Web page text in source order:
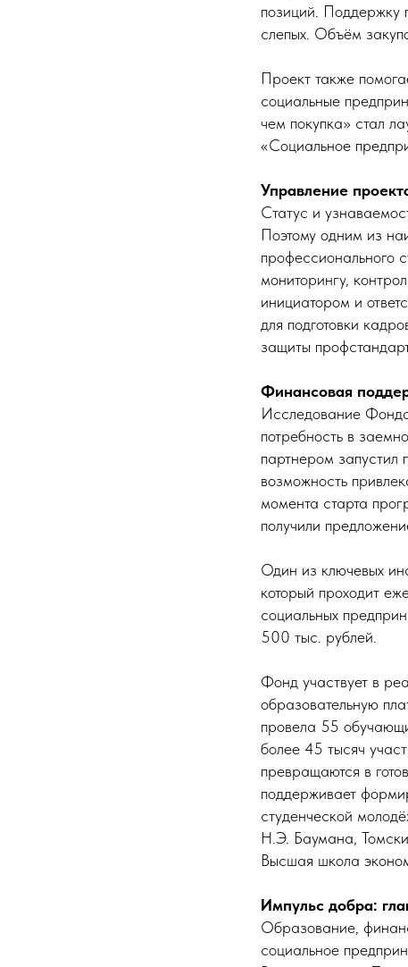
позиций. Поддержку
слепых. Объём
Проект также
социальные
чем покупка» стал
«Социальное
Управление
Статус и
Поэтому одним из
профессионального
мониторингу,
инициатором и
для подготовки
защиты
Финансовая
Исследование
потребность в
партнером запустил
возможность
момента старта
получили
Один из ключевых
который проходит
социальных
500 тыс. рублей.
Фонд участвует в
образовательную
провела 55
более 45 тысяч
превращаются в
поддерживает
студенческой
Н.Э. Баумана,
Высшая школа
Импульс добра:
Образование,
социальное